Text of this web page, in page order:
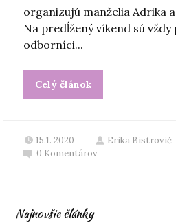
organizujú manželia Adrika
Na predĺžený víkend sú
odborníci...
Celý článok
15.1. 2020 Erika Bistrović
0 Komentárov
Najnovšie články